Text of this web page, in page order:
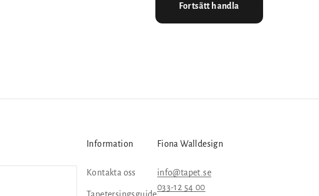
Fortsätt handla
Information
Kontakta oss
Fiona Walldesign
info@tapet.se
033-12 54 00